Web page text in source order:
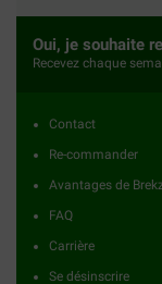
Oui, je souhaite
Recevez chaque
Contact
Re-commander
Avantages de Brekz
FAQ
Carrière
Se désinscrire